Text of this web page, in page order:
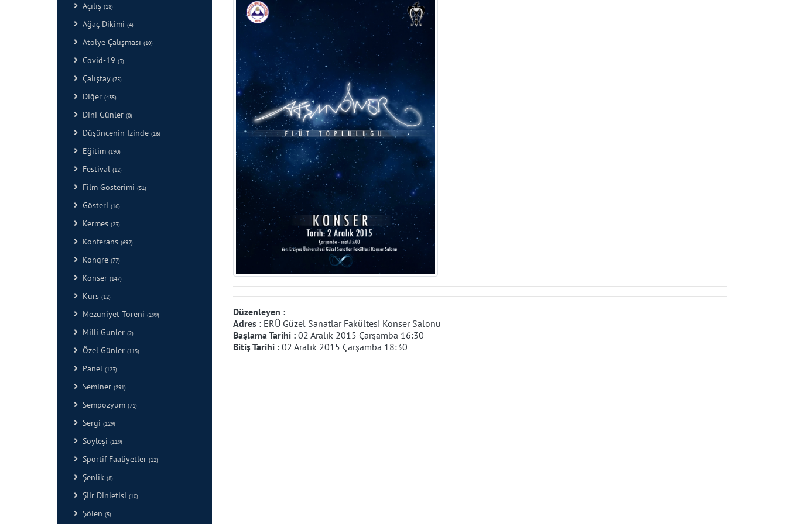
Açılış (18)
Ağaç Dikimi (4)
Atölye Çalışması (10)
Covid-19 (3)
Çalıştay (75)
Diğer (435)
Dini Günler (0)
Düşüncenin İzinde (16)
Eğitim (190)
Festival (12)
Film Gösterimi (51)
Gösteri (16)
Kermes (23)
Konferans (692)
Kongre (77)
Konser (147)
Kurs (12)
Mezuniyet Töreni (199)
Milli Günler (2)
Özel Günler (115)
Panel (123)
Seminer (291)
Sempozyum (71)
Sergi (129)
Söyleşi (119)
Sportif Faaliyetler (12)
Şenlik (8)
Şiir Dinletisi (10)
Şölen (5)
Düzenleyen :
Adres : ERÜ Güzel Sanatlar Fakültesi Konser Salonu
Başlama Tarihi : 02 Aralık 2015 Çarşamba 16:30
Bitiş Tarihi : 02 Aralık 2015 Çarşamba 18:30